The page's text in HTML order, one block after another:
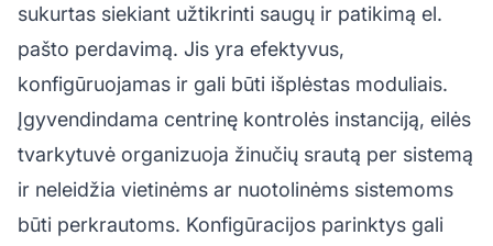
sukurtas siekiant užtikrinti saugų ir patikimą el.
pašto perdavimą. Jis yra efektyvus,
konfigūruojamas ir gali būti išplėstas moduliais.
Įgyvendindama centrinę kontrolės instanciją, eilės
tvarkytuvė organizuoja žinučių srautą per sistemą
ir neleidžia vietinėms ar nuotolinėms sistemoms
būti perkrautoms. Konfigūracijos parinktys gali